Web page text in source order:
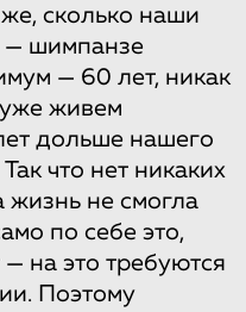
сколько наши
— шимпанзе
— 60 лет, никак
живем
дольше нашего
что нет никаких
не смогла
по себе это,
на это требуются
Поэтому